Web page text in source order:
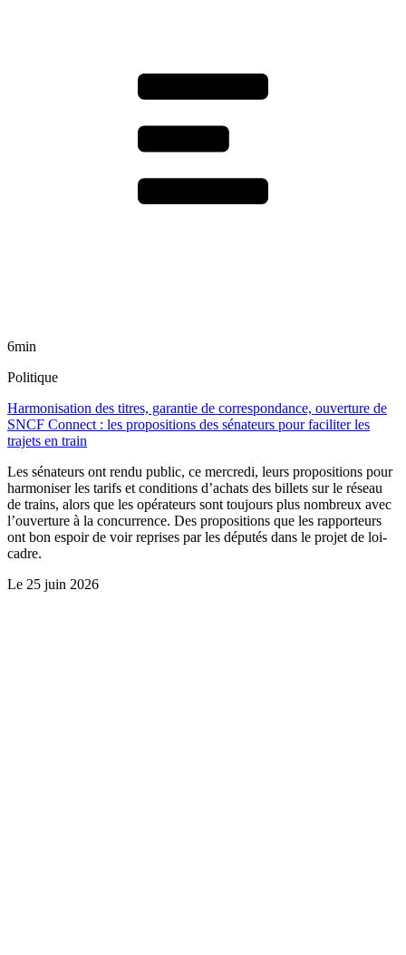
6min
Politique
Harmonisation des titres, garantie de correspondance, ouverture de
SNCF Connect : les propositions des sénateurs pour faciliter les
trajets en train
Les sénateurs ont rendu public, ce mercredi, leurs propositions pour
harmoniser les tarifs et conditions d’achats des billets sur le réseau
de trains, alors que les opérateurs sont toujours plus nombreux avec
l’ouverture à la concurrence. Des propositions que les rapporteurs
ont bon espoir de voir reprises par les députés dans le projet de loi-
cadre.
Le 25 juin 2026